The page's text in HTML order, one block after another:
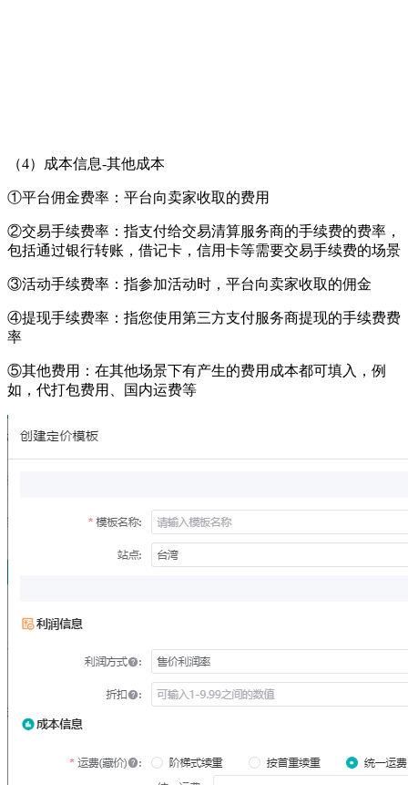
（4）成本信息-其他成本
①平台佣金费率：平台向卖家收取的费用
②交易手续费率：指支付给交易清算服务商的手续费的费率，
包括通过银行转账，借记卡，信用卡等需要交易手续费的场景
③活动手续费率：指参加活动时，平台向卖家收取的佣金
④提现手续费率：指您使用第三方支付服务商提现的手续费费
率
⑤其他费用：在其他场景下有产生的费用成本都可填入，例
如，代打包费用、国内运费等